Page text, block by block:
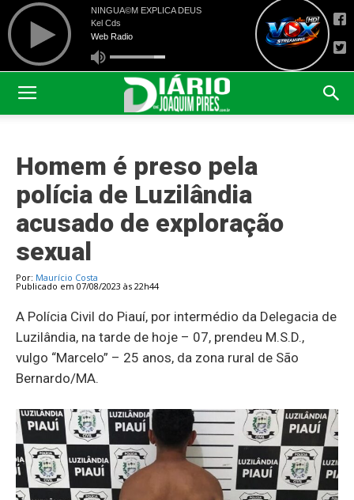
Homem é preso pela
polícia de Luzilândia
acusado de exploração
sexual
Por: Maurício Costa
Publicado em 07/08/2023 às 22h44
A Polícia Civil do Piauí, por intermédio da Delegacia de
Luzilândia, na tarde de hoje – 07, prendeu M.S.D.,
vulgo “Marcelo” – 25 anos, da zona rural de São
Bernardo/MA.